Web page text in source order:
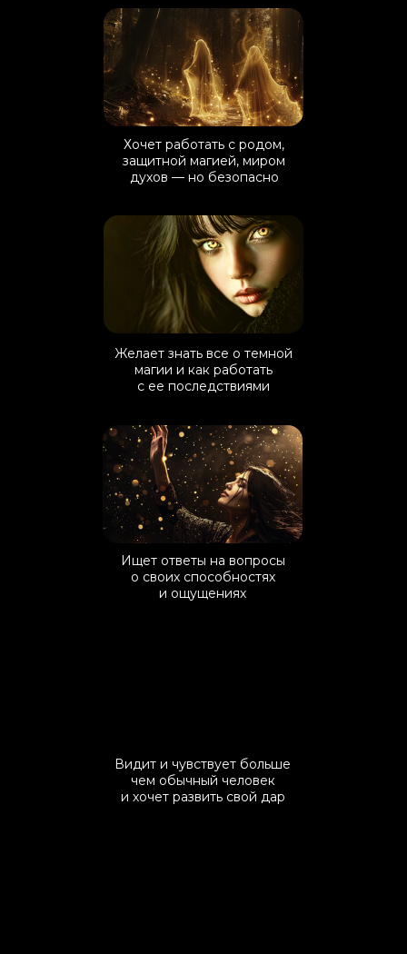
Желает знать все о темной
магии и как работать
с ее последствиями
Ищет ответы на вопросы
о своих способностях
и ощущениях
Видит и чувствует больше
чем обычный человек
и хочет развить свой дар
Хочет работать с родом,
защитной магией, миром
духов — но безопасно